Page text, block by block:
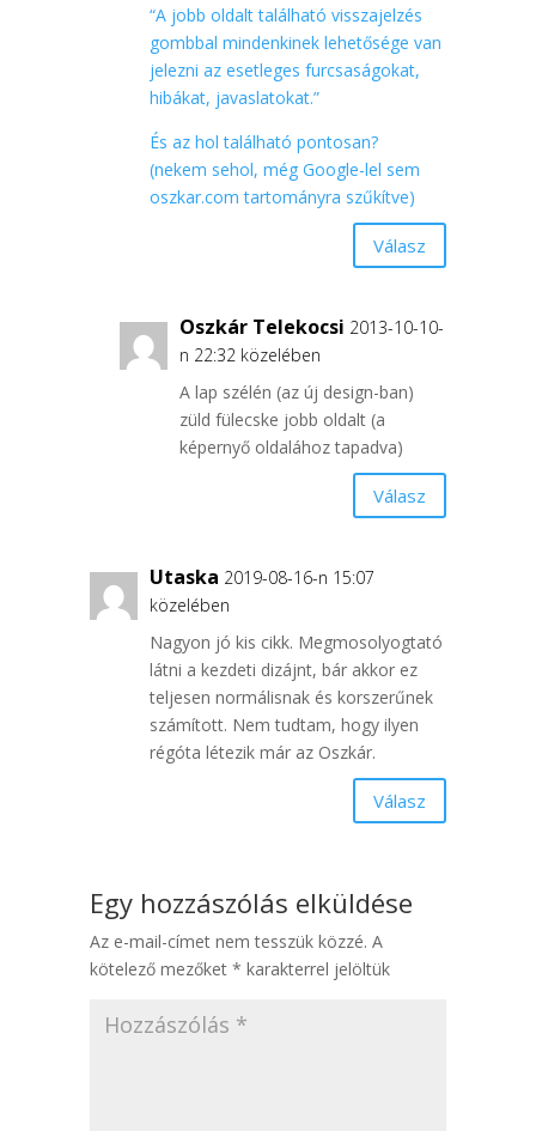
“A jobb oldalt található visszajelzés
gombbal mindenkinek lehetősége van
jelezni az esetleges furcsaságokat,
hibákat, javaslatokat.”
És az hol található pontosan?
(nekem sehol, még Google-lel sem
oszkar.com tartományra szűkítve)
Válasz
Oszkár Telekocsi 2013-10-10-
n 22:32 közelében
A lap szélén (az új design-ban)
züld fülecske jobb oldalt (a
képernyő oldalához tapadva)
Válasz
Utaska 2019-08-16-n 15:07
közelében
Nagyon jó kis cikk. Megmosolyogtató
látni a kezdeti dizájnt, bár akkor ez
teljesen normálisnak és korszerűnek
számított. Nem tudtam, hogy ilyen
régóta létezik már az Oszkár.
Válasz
Egy hozzászólás elküldése
Az e-mail-címet nem tesszük közzé. A
kötelező mezőket * karakterrel jelöltük